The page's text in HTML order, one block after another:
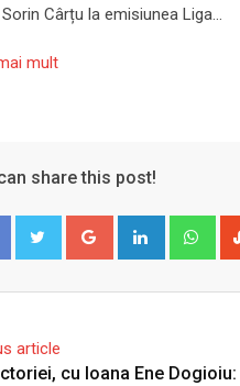
Cârțu la emisiunea Liga…
mult
share this post!
Google+ LinkedIn
article
cu Ioana Ene